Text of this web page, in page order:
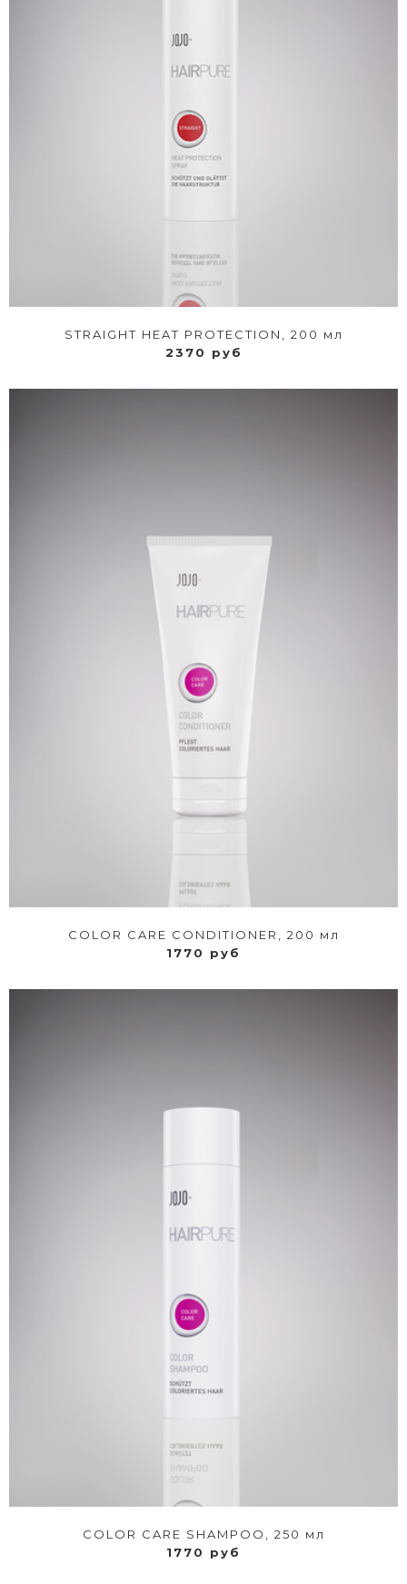
STRAIGHT HEAT PROTECTION, 200 мл
2370 руб
COLOR CARE CONDITIONER, 200 мл
1770 руб
COLOR CARE SHAMPOO, 250 мл
1770 руб